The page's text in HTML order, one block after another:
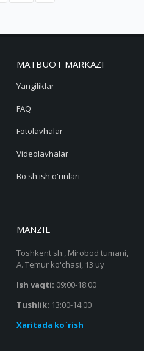
MATBUOT MARKAZI
Yangiliklar
FAQ
Fotolavhalar
Videolavhalar
Bo'sh ish o'rinlari
MANZIL
Toshkent sh., Mirobod tumani,
A. Temur ko'chasi, 13 uy
Ish vaqti: 09:00-18:00
Tushlik: 13:00-14:00
Xaritada ko`rish